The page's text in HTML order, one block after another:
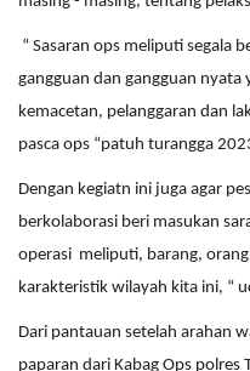
“ Sasaran ops meliputi segala
gangguan dan gangguan
kemacetan, pelanggaran dan
pasca ops “patuh turangga
Dengan kegiatn ini juga agar
berkolaborasi beri masukan
operasi meliputi, barang,
karakteristik wilayah kita ini, “
Dari pantauan setelah arahan
paparan dari Kabag Ops polres